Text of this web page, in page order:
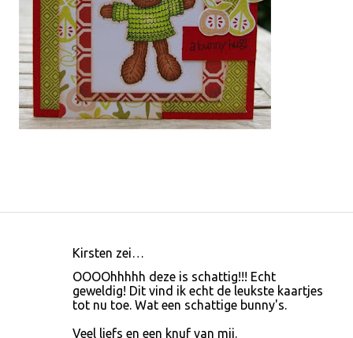
Kirsten zei…
OOOOhhhhh deze is schattig!!! Echt
geweldig! Dit vind ik echt de leukste kaartjes
tot nu toe. Wat een schattige bunny's.
Veel liefs en een knuf van mij.